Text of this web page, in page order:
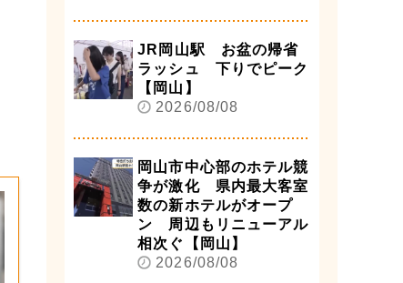
JR岡山駅 お盆の帰省
ラッシュ 下りでピーク
【岡山】
2026/08/08
岡山市中心部のホテル競
争が激化 県内最大客室
数の新ホテルがオープ
ン 周辺もリニューアル
相次ぐ【岡山】
2026/08/08